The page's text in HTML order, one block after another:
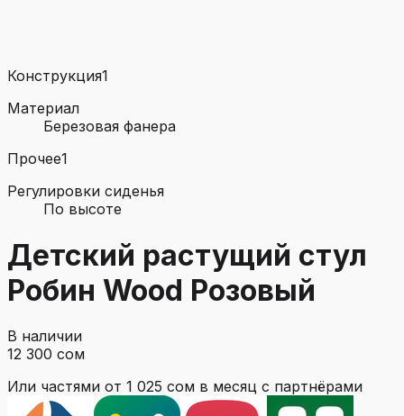
Конструкция1
Материал
Березовая фанера
Прочее1
Регулировки сиденья
По высоте
Детский растущий стул
Робин Wood Розовый
В наличии
12 300 сом
Или частями от 1 025 сом в месяц с партнёрами